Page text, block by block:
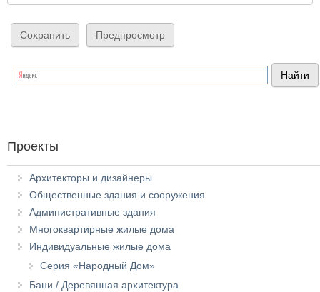
Проекты
Архитекторы и дизайнеры
Общественные здания и сооружения
Административные здания
Многоквартирные жилые дома
Индивидуальные жилые дома
Серия «Народный Дом»
Бани / Деревянная архитектура